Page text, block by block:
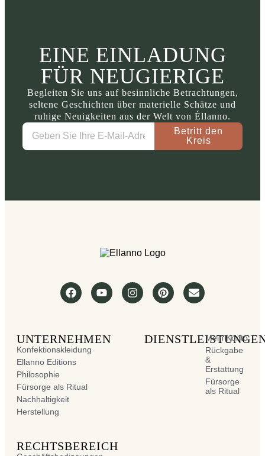
EINE EINLADUNG
FÜR NEUGIERIGE
Begleiten Sie uns auf besinnliche Betrachtungen,
seltene Geschichten über materielle Schätze und
ruhige Neuigkeiten aus der Welt von Éllanno.
Betritt den
Kreis
UNTERNEHMEN
Konfektionskleidung
Ellanno Editions
Philosophie
Fürsorge als Ritual
Nachhaltigkeit
Herstellung
Mein Konto
Rückgabe
&
Erstattung
Fürsorge
als Ritual
RECHTSBEREICH